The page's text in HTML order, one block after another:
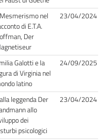
nel
di E.T.A.
Der
23/04/2024
Galotti e la
di Virginia nel
latino
24/09/2025
leggenda Der
allo
dei
psicologici
23/04/2024